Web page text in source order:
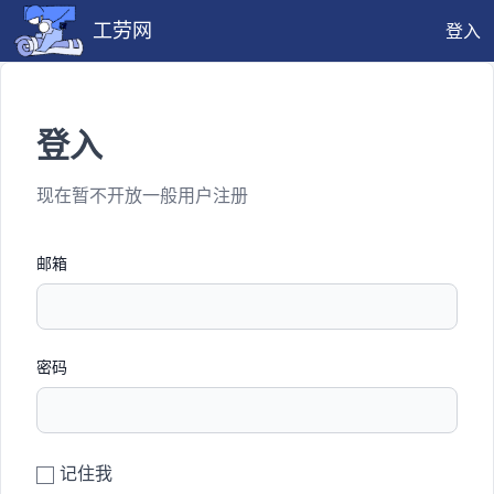
工劳网 登入
登入
现在暂不开放一般用户注册
邮箱
密码
记住我